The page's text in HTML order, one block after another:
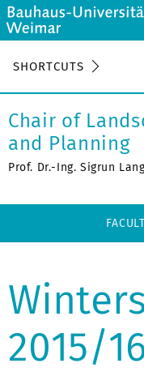
SHORTCUTS
Chair of
and Planning
Prof. Dr.-Ing. Sigrun
2015/